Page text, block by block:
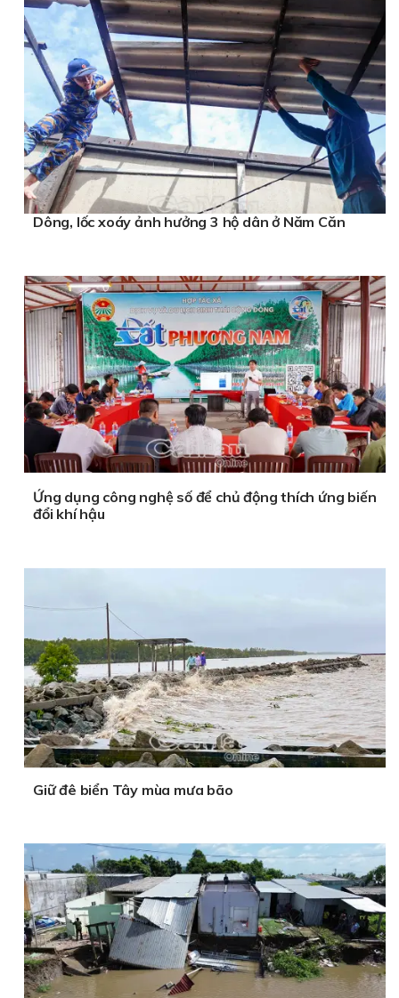
Dông, lốc xoáy ảnh hưởng 3 hộ dân ở Năm Căn
Ứng dụng công nghệ số để chủ động thích ứng biến
đổi khí hậu
Giữ đê biển Tây mùa mưa bão